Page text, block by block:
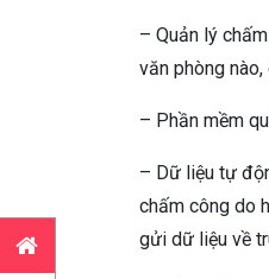
– Quản lý
văn phòng
– Phần mềm
– Dữ liệu tự
chấm công do
gửi dữ liệu về